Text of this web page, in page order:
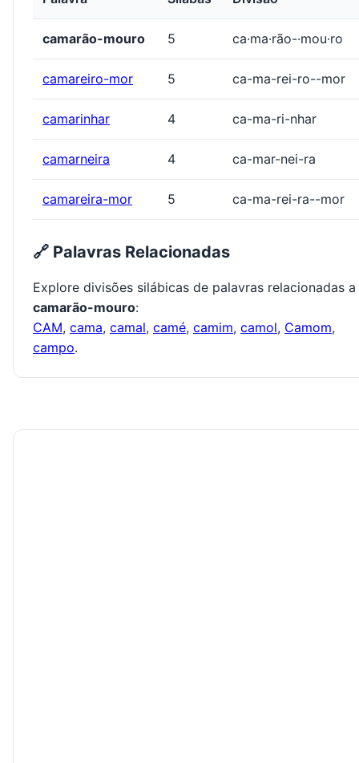
camarão-mouro 5 ca·ma·rão-·mou·ro
camareiro-mor 5 ca-ma-rei-ro--mor
camarinhar 4 ca-ma-ri-nhar
camarneira 4 ca-mar-nei-ra
camareira-mor 5 ca-ma-rei-ra--mor
🔗 Palavras Relacionadas
Explore divisões silábicas de palavras relacionadas a
camarão-mouro:
CAM, cama, camal, camé, camim, camol, Camom,
campo.